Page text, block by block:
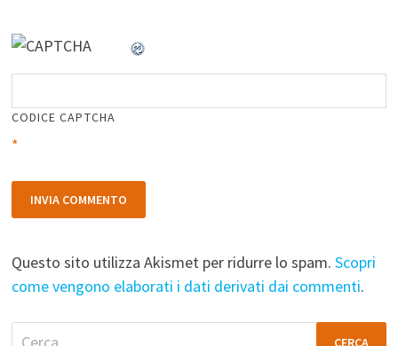
CODICE CAPTCHA
*
Questo sito utilizza Akismet per ridurre lo spam. Scopri
come vengono elaborati i dati derivati dai commenti.
Ricerca